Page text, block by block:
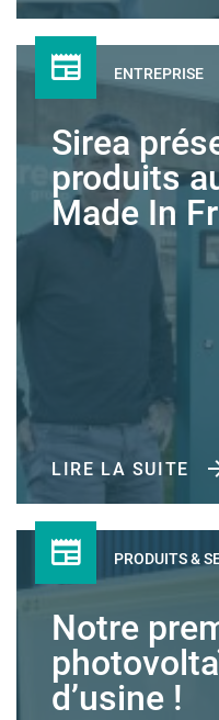
ENTREPRISE
Sirea
produits
Made In
LIRE LA SUITE
PRODUITS &
Notre
d’usine !